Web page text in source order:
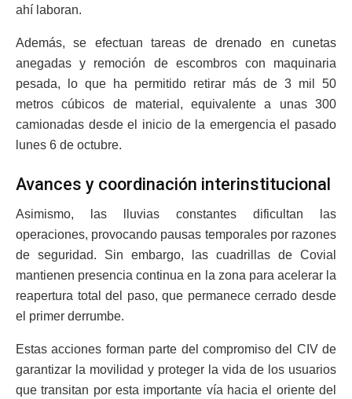
ahí laboran.
Además, se efectuan tareas de drenado en cunetas
anegadas y remoción de escombros con maquinaria
pesada, lo que ha permitido retirar más de 3 mil 50
metros cúbicos de material, equivalente a unas 300
camionadas desde el inicio de la emergencia el pasado
lunes 6 de octubre.
Avances y coordinación interinstitucional
Asimismo, las lluvias constantes dificultan las
operaciones, provocando pausas temporales por razones
de seguridad. Sin embargo, las cuadrillas de Covial
mantienen presencia continua en la zona para acelerar la
reapertura total del paso, que permanece cerrado desde
el primer derrumbe.
Estas acciones forman parte del compromiso del CIV de
garantizar la movilidad y proteger la vida de los usuarios
que transitan por esta importante vía hacia el oriente del